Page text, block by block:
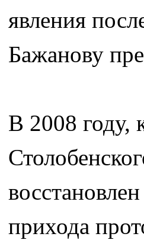
явления
Бажанову
В 2008 году,
прихода